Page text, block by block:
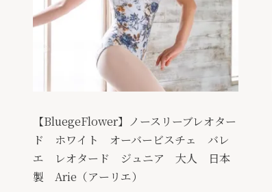
【BluegeFlower】ノースリーブレオター
ド ホワイト オーバービスチェ バレ
エ レオタード ジュニア 大人 日本
製 Arie（アーリエ）